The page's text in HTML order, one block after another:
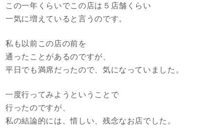
この一年くらいでこの店は５店舗くらい
一気に増えていると言うのです。
私も以前この店の前を
通ったことがあるのですが、
平日でも満席だったので、気になっていました。
一度行ってみようということで
行ったのですが、
私の結論的には、惜しい、残念なお店でした。